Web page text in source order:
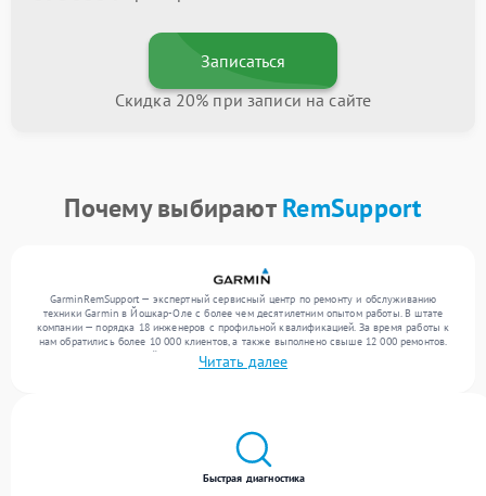
Записаться
Скидка 20% при записи на сайте
Почему выбираютRemSupport
GarminRemSupport — экспертный сервисный центр по ремонту и обслуживанию
техники Garmin в Йошкар-Оле с более чем десятилетним опытом работы. В штате
компании — порядка 18 инженеров с профильной квалификацией. За время работы к
нам обратились более 10 000 клиентов, а также выполнено свыше 12 000 ремонтов.
Ежемесячно в сервисный центр поступает свыше 300 единиц техники, включая , , . Мы
устраняем поломки любой сложности и поддерживаем высокий стандарт качества
Читать далее
Быстрая диагностика